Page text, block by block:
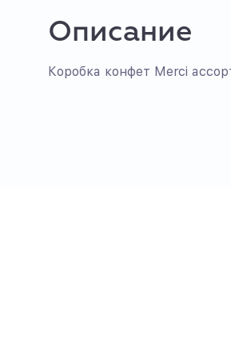
Описание
Коробка конфет Merci